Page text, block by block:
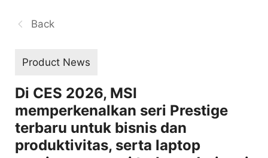
Back
Product News
Di CES 2026, MSI
memperkenalkan seri Prestige
terbaru untuk bisnis dan
produktivitas, serta laptop